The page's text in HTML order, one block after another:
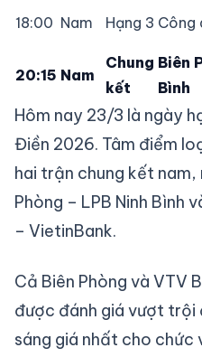
18:00 Nam Hạng 3 Công
20:15 Nam
Chung
kết
Biên
Bình
Hôm nay 23/3 là ngày
Điền 2026. Tâm điểm
hai trận chung kết nam,
Phòng – LPB Ninh Bình
– VietinBank.
Cả Biên Phòng và VTV
được đánh giá vượt trội
sáng giá nhất cho